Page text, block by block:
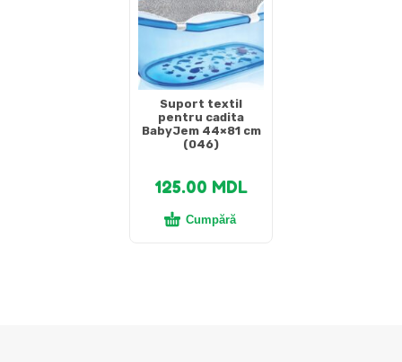
Suport textil
pentru cadita
BabyJem 44×81 cm
(046)
125.00 MDL
Cumpără